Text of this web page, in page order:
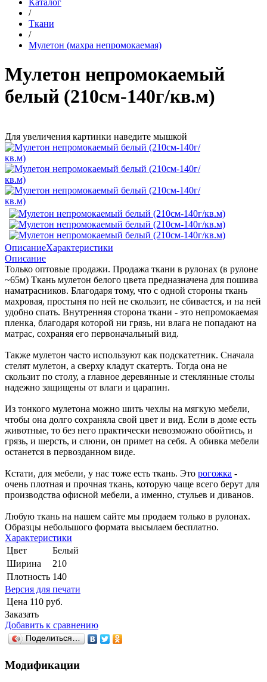
Каталог
/
Ткани
/
Мулетон (махра непромокаемая)
Мулетон непромокаемый
белый (210см-140г/кв.м)
Для увеличения картинки наведите мышкой
ОписаниеХарактеристики
Описание
Только оптовые продажи. Продажа ткани в рулонах (в рулоне
~65м) Ткань мулетон белого цвета предназначена для пошива
наматрасников. Благодаря тому, что с одной стороны ткань
махровая, простыня по ней не скользит, не сбивается, и на ней
удобно спать. Внутренняя сторона ткани - это непромокаемая
пленка, благодаря которой ни грязь, ни влага не попадают на
матрас, сохраняя его первоначальный вид.
Также мулетон часто используют как подскатетник. Сначала
стелят мулетон, а сверху кладут скатерть. Тогда она не
скользит по столу, а главное деревянные и стеклянные столы
надежно защищены от влаги и царапин.
Из тонкого мулетона можно шить чехлы на мягкую мебели,
чтобы она долго сохраняла свой цвет и вид. Если в доме есть
животные, то без него практически невозможно обойтись, и
грязь, и шерсть, и слюни, он примет на себя. А обивка мебели
останется в первозданном виде.
Кстати, для мебели, у нас тоже есть ткань. Это рогожка -
очень плотная и прочная ткань, которую чаще всего берут для
производства офисной мебели, а именно, стульев и диванов.
Любую ткань на нашем сайте мы продаем только в рулонах.
Образцы небольшого формата высылаем бесплатно.
Характеристики
Цвет
Белый
Ширина
210
Плотность 140
Версия для печати
Цена 110 руб.
Заказать
Добавить к сравнению
Поделиться…
Модификации